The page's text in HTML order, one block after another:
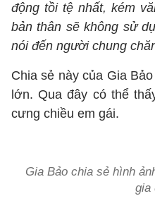
động tồi tệ nhất, kém
bản thân sẽ không sử
nói đến người chung
Chia sẻ này của Gia
lớn. Qua đây có thể
cưng chiều em gái.
Gia Bảo chia sẻ hình
gia